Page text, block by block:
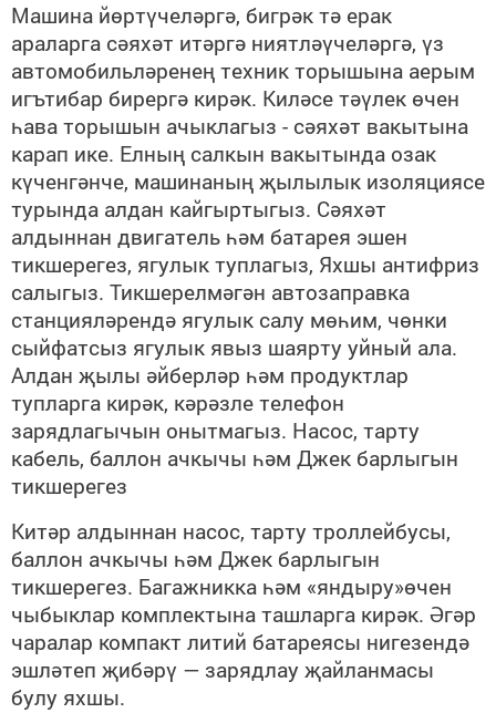
Машина йөртүчеләргә, бигрәк тә ерак
араларга сәяхәт итәргә ниятләүчеләргә, үз
автомобильләренең техник торышына аерым
игътибар бирергә кирәк. Киләсе тәүлек өчен
һава торышын ачыклагыз - сәяхәт вакытына
карап ике. Елның салкын вакытында озак
күченгәнче, машинаның җылылык изоляциясе
турында алдан кайгыртыгыз. Сәяхәт
алдыннан двигатель һәм батарея эшен
тикшерегез, ягулык туплагыз, Яхшы антифриз
салыгыз. Тикшерелмәгән автозаправка
станцияләрендә ягулык салу мөһим, чөнки
сыйфатсыз ягулык явыз шаярту уйный ала.
Алдан җылы әйберләр һәм продуктлар
тупларга кирәк, кәрәзле телефон
зарядлагычын онытмагыз. Насос, тарту
кабель, баллон ачкычы һәм Джек барлыгын
тикшерегез
Китәр алдыннан насос, тарту троллейбусы,
баллон ачкычы һәм Джек барлыгын
тикшерегез. Багажникка һәм «яндыру»өчен
чыбыклар комплектына ташларга кирәк. Әгәр
чаралар компакт литий батареясы нигезендә
эшләтеп җибәрү — зарядлау җайланмасы
булу яхшы.